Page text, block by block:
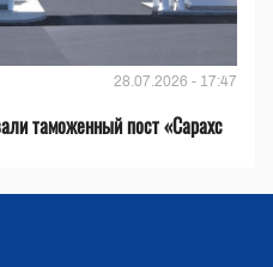
28.07.2026 - 17:47
таможенный пост «Сарахс